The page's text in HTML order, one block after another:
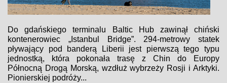
Do gdańskiego terminalu Baltic Hub zawinął chiński
kontenerowiec „Istanbul Bridge”. 294-metrowy statek
pływający pod banderą Liberii jest pierwszą tego typu
jednostką, która pokonała trasę z Chin do Europy
Północną Drogą Morską, wzdłuż wybrzeży Rosji i Arktyki.
Pionierskiej podróży...